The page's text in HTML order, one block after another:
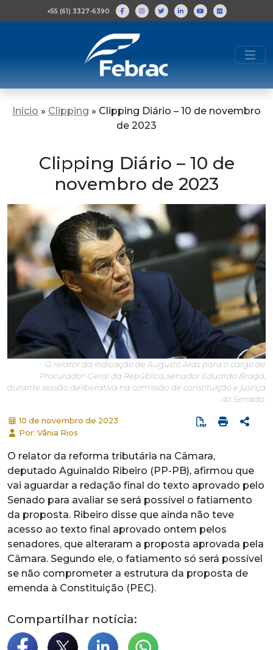
+55 (61) 3327-6390
Início » Clipping » Clipping Diário – 10 de novembro
de 2023
Clipping Diário – 10 de
novembro de 2023
O relator da indicação de Augusto Aras para o cargo de
Procurador-Geral da República, senador Eduardo Braga,
durante sessão deliberativa na comissão de constituição e justiça
do Senado.
10 de novembro de 2023
Por: Vânia Rios
O relator da reforma tributária na Câmara,
deputado Aguinaldo Ribeiro (PP-PB), afirmou que
vai aguardar a redação final do texto aprovado pelo
Senado para avaliar se será possível o fatiamento
da proposta. Ribeiro disse que ainda não teve
acesso ao texto final aprovado ontem pelos
senadores, que alteraram a proposta aprovada pela
Câmara. Segundo ele, o fatiamento só será possível
se não comprometer a estrutura da proposta de
emenda à Constituição (PEC).
Compartilhar notícia: